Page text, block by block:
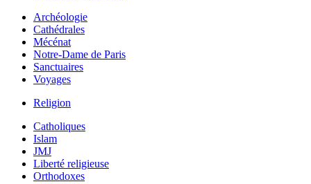
Archéologie
Cathédrales
Mécénat
Notre-Dame de Paris
Sanctuaires
Voyages
Religion
Catholiques
Islam
JMJ
Liberté religieuse
Orthodoxes